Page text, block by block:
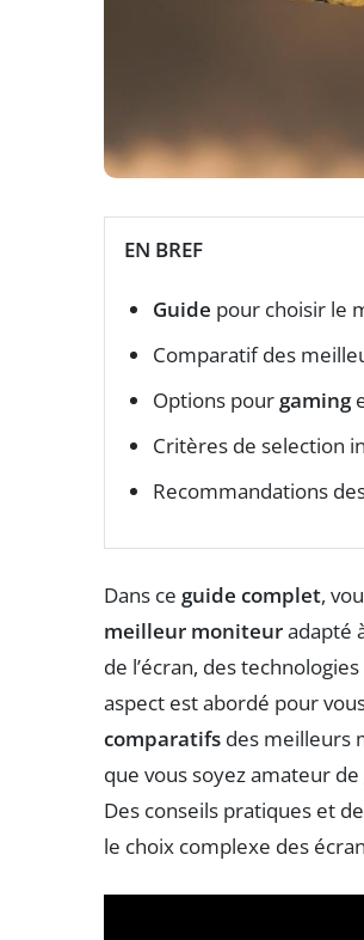
EN BREF
Guide pour choisir le
Comparatif des
Options pour gaming
Critères de selection
Recommandations
Dans ce guide complet,
meilleur moniteuradapté
de l’écran, des
aspect est abordé pour
comparatifs des meilleurs
que vous soyez amateur de
Des conseils pratiques et
le choix complexe des